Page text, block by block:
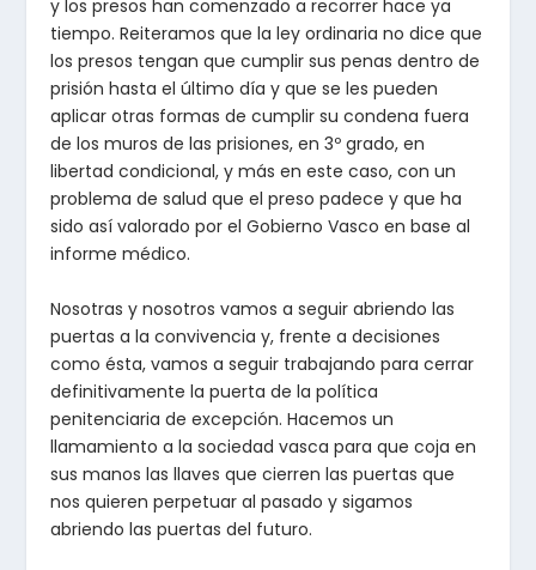
y los presos han comenzado a recorrer hace ya
tiempo. Reiteramos que la ley ordinaria no dice que
los presos tengan que cumplir sus penas dentro de
prisión hasta el último día y que se les pueden
aplicar otras formas de cumplir su condena fuera
de los muros de las prisiones, en 3º grado, en
libertad condicional, y más en este caso, con un
problema de salud que el preso padece y que ha
sido así valorado por el Gobierno Vasco en base al
informe médico.
Nosotras y nosotros vamos a seguir abriendo las
puertas a la convivencia y, frente a decisiones
como ésta, vamos a seguir trabajando para cerrar
definitivamente la puerta de la política
penitenciaria de excepción. Hacemos un
llamamiento a la sociedad vasca para que coja en
sus manos las llaves que cierren las puertas que
nos quieren perpetuar al pasado y sigamos
abriendo las puertas del futuro.